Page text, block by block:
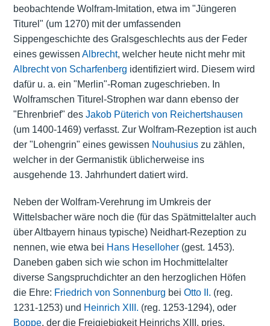
beobachtende Wolfram-Imitation, etwa im "Jüngeren
Titurel" (um 1270) mit der umfassenden
Sippengeschichte des Gralsgeschlechts aus der Feder
eines gewissen Albrecht, welcher heute nicht mehr mit
Albrecht von Scharfenberg identifiziert wird. Diesem wird
dafür u. a. ein "Merlin"-Roman zugeschrieben. In
Wolframschen Titurel-Strophen war dann ebenso der
"Ehrenbrief" des Jakob Püterich von Reichertshausen
(um 1400-1469) verfasst. Zur Wolfram-Rezeption ist auch
der "Lohengrin" eines gewissen Nouhusiuszu zählen,
welcher in der Germanistik üblicherweise ins
ausgehende 13. Jahrhundert datiert wird.
Neben der Wolfram-Verehrung im Umkreis der
Wittelsbacher wäre noch die (für das Spätmittelalter auch
über Altbayern hinaus typische) Neidhart-Rezeption zu
nennen, wie etwa bei Hans Heselloher(gest. 1453).
Daneben gaben sich wie schon im Hochmittelalter
diverse Sangspruchdichter an den herzoglichen Höfen
die Ehre: Friedrich von Sonnenburg bei Otto II. (reg.
1231-1253) und Heinrich XIII. (reg. 1253-1294), oder
Boppe, der die Freigiebigkeit Heinrichs XIII. pries.